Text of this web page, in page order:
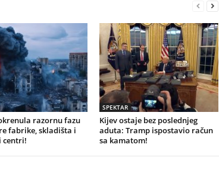
razornu fazu
fabrike, skladišta i
centri!
SPEKTAR
Kijev ostaje bez poslednjeg
aduta: Tramp ispostavio račun
sa kamatom!